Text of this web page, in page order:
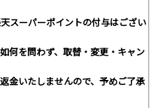
スーパーポイントの付与はござい
何を問わず、取替・変更・キャン
金いたしませんので、予めご了承